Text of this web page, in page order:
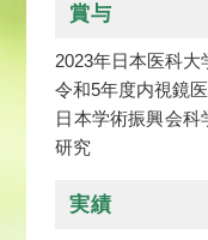
賞与
2023年日本医科
令和5年度内視鏡
日本学術振興会
研究
実績